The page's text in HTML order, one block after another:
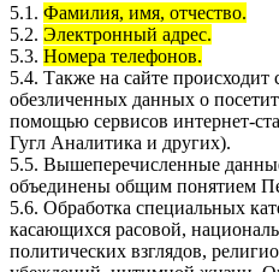
5.1. Фамилия, имя, отчество.
5.2. Электронный адрес.
5.3. Номера телефонов.
5.4. Также на сайте происходит
обезличенных данных о
помощью сервисов интернет-
Гугл Аналитика и других).
5.5. Вышеперечисленные
объединены общим понятием
5.6. Обработка специальных
касающихся расовой,
политических взглядов,